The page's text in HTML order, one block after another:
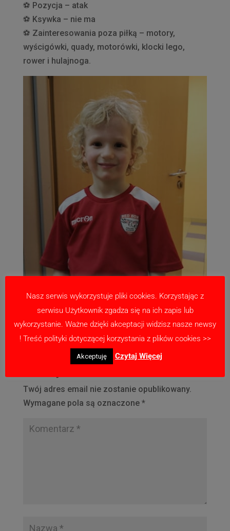
⚽️ Pozycja – atak
⚽️ Ksywka – nie ma
⚽️ Zainteresowania poza piłką – motory,
wyścigówki, quady, motorówki, klocki lego,
rower i hulajnoga.
Twój adres email nie zostanie opublikowany.
Wymagane pola są oznaczone *
Nasz serwis wykorzystuje pliki cookies. Korzystając z
serwisu Użytkownik zgadza się na ich zapis lub
wykorzystanie. Ważne dzięki akceptacji widzisz nasze newsy
! Treść polityki dotyczącej korzystania z plików cookies >>
Akceptuję Czytaj Więcej